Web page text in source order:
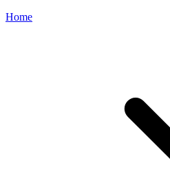
Home